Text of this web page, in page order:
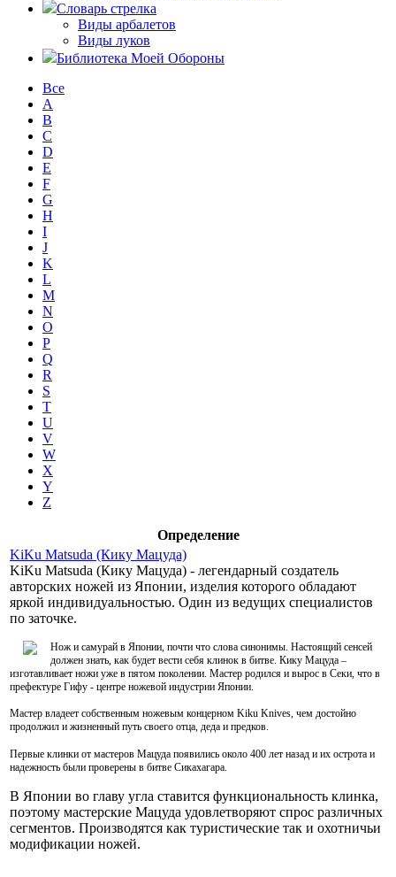
Словарь стрелка
Виды арбалетов
Виды луков
Библиотека Моей Обороны
Все
A
B
C
D
E
F
G
H
I
J
K
L
M
N
O
P
Q
R
S
T
U
V
W
X
Y
Z
Определение
KiKu Matsuda (Кику Мацуда)
KiKu Matsuda (Кику Мацуда) - легендарный создатель
авторских ножей из Японии, изделия которого обладают
яркой индивидуальностью. Один из ведущих специалистов
по заточке.
Нож и самурай в Японии, почти что слова синонимы. Настоящий сенсей
должен знать, как будет вести себя клинок в битве. Кику Мацуда –
изготавливает ножи уже в пятом поколении. Мастер родился и вырос в Секи, что в
префектуре Гифу - центре ножевой индустрии Японии.
Мастер владеет собственным ножевым концерном Kiku Knives, чем достойно
продолжил и жизненный путь своего отца, деда и предков.
Первые клинки от мастеров Мацуда появились около 400 лет назад и их острота и
надежность были проверены в битве Сикахагара.
В Японии во главу угла ставится функциональность клинка,
поэтому мастерские Мацуда удовлетворяют спрос различных
сегментов. Производятся как туристические так и охотничьи
модификации ножей.